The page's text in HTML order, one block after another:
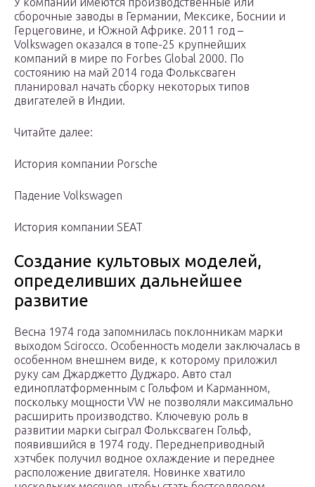
сборочные заводы в Германии, Мексике, Боснии и
Герцеговине, и Южной Африке. 2011 год –
Volkswagen оказался в топе-25 крупнейших
компаний в мире по Forbes Global 2000. По
состоянию на май 2014 года Фольксваген
планировал начать сборку некоторых типов
двигателей в Индии.
Читайте далее:
История компании Porsche
Падение Volkswagen
История компании SEAT
Создание культовых моделей,
определивших дальнейшее
развитие
Весна 1974 года запомнилась поклонникам марки
выходом Scirocco. Особенность модели заключалась в
особенном внешнем виде, к которому приложил
руку сам Джарджетто Дуджаро. Авто стал
единоплатформенным с Гольфом и Карманном,
поскольку мощности VW не позволяли максимально
расширить производство. Ключевую роль в
развитии марки сыграл Фольксваген Гольф,
появившийся в 1974 году. Переднеприводный
хэтчбек получил водное охлаждение и переднее
расположение двигателя. Новинке хватило